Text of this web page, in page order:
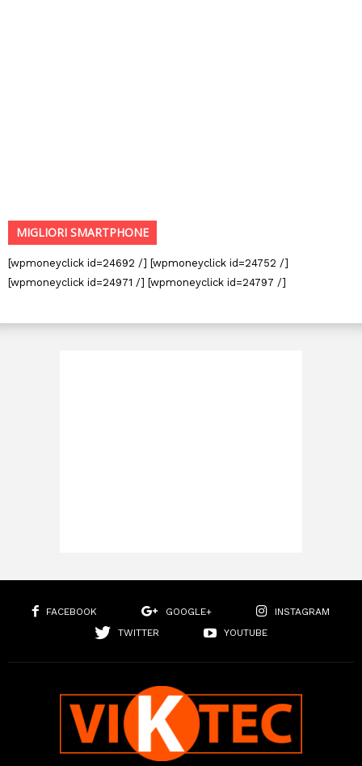
MIGLIORI SMARTPHONE
[wpmoneyclick id=24692 /] [wpmoneyclick id=24752 /]
[wpmoneyclick id=24971 /] [wpmoneyclick id=24797 /]
FACEBOOK GOOGLE+
INSTAGRAM
TWITTER
YOUTUBE